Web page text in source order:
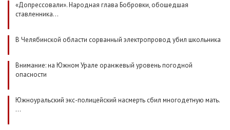
«Допрессовали». Народная глава Бобровки, обошедшая
ставленника…
В Челябинской области сорванный электропровод убил школьника
Внимание: на Южном Урале оранжевый уровень погодной
опасности
Южноуральский экс-полицейский насмерть сбил многодетную мать.
…